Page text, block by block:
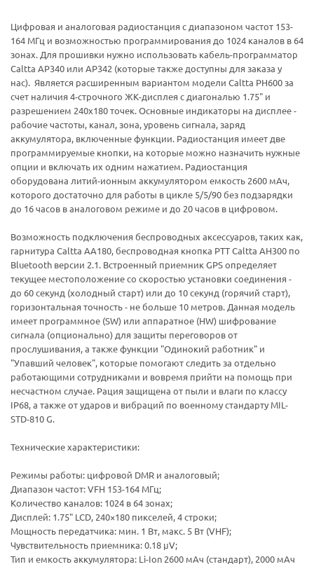
Цифровая и аналоговая радиостанция с диапазоном частот 153-
164 МГц и возможностью программирования до 1024 каналов в 64
зонах. Для прошивки нужно использовать кабель-программатор
Caltta AP340 или AP342 (которые также доступны для заказа у
нас). Является расширенным вариантом модели Caltta PH600 за
счет наличия 4-строчного ЖК-дисплея с диагональю 1.75" и
разрешением 240х180 точек. Основные индикаторы на дисплее -
рабочие частоты, канал, зона, уровень сигнала, заряд
аккумулятора, включенные функции. Радиостанция имеет две
программируемые кнопки, на которые можно назначить нужные
опции и включать их одним нажатием. Радиостанция
оборудована литий-ионным аккумулятором емкость 2600 мАч,
которого достаточно для работы в цикле 5/5/90 без подзарядки
до 16 часов в аналоговом режиме и до 20 часов в цифровом.
Возможность подключения беспроводных аксессуаров, таких как,
гарнитура Caltta AA180, беспроводная кнопка PTT Caltta AH300 по
Bluetooth версии 2.1. Встроенный приемник GPS определяет
текущее местоположение со скоростью установки соединения -
до 60 секунд (холодный старт) или до 10 секунд (горячий старт),
горизонтальная точность - не больше 10 метров. Данная модель
имеет программное (SW) или аппаратное (HW) шифрование
сигнала (опционально) для защиты переговоров от
прослушивания, а также функции "Одинокий работник" и
"Упавший человек", которые помогают следить за отдельно
работающими сотрудниками и вовремя прийти на помощь при
несчастном случае. Рация защищена от пыли и влаги по классу
IP68, а также от ударов и вибраций по военному стандарту MIL-
STD-810 G.
Технические характеристики:
Режимы работы: цифровой DMR и аналоговый;
Диапазон частот: VFH 153-164 МГц;
Количество каналов: 1024 в 64 зонах;
Дисплей: 1.75" LCD, 240×180 пикселей, 4 строки;
Мощность передатчика: мин. 1 Вт, макс. 5 Вт (VHF);
Чувствительность приемника: 0.18 μV;
Тип и емкость аккумулятора: Li-Ion 2600 мАч (стандарт), 2000 мАч